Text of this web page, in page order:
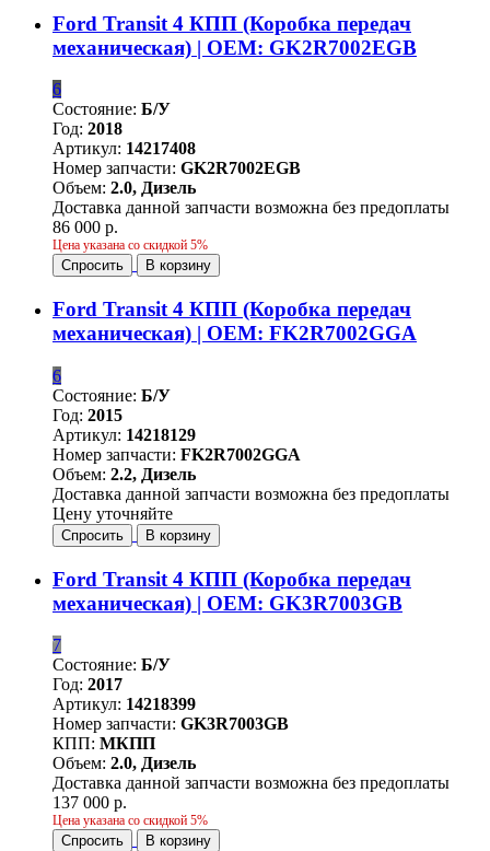
Ford Transit 4 КПП (Коробка передач
механическая) | OEM: GK2R7002EGB
6
Состояние: Б/У
Год: 2018
Артикул: 14217408
Номер запчасти: GK2R7002EGB
Объем: 2.0, Дизель
Доставка данной запчасти возможна без предоплаты
86 000 р.
Цена указана со скидкой 5%
Спросить В корзину
Ford Transit 4 КПП (Коробка передач
механическая) | OEM: FK2R7002GGA
6
Состояние: Б/У
Год: 2015
Артикул: 14218129
Номер запчасти: FK2R7002GGA
Объем: 2.2, Дизель
Доставка данной запчасти возможна без предоплаты
Цену уточняйте
Спросить В корзину
Ford Transit 4 КПП (Коробка передач
механическая) | OEM: GK3R7003GB
7
Состояние: Б/У
Год: 2017
Артикул: 14218399
Номер запчасти: GK3R7003GB
КПП: МКПП
Объем: 2.0, Дизель
Доставка данной запчасти возможна без предоплаты
137 000 р.
Цена указана со скидкой 5%
Спросить В корзину